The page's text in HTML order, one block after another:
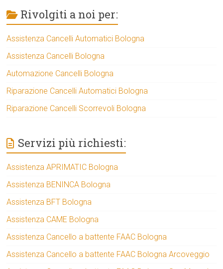
Rivolgiti a noi per:
Assistenza Cancelli Automatici Bologna
Assistenza Cancelli Bologna
Automazione Cancelli Bologna
Riparazione Cancelli Automatici Bologna
Riparazione Cancelli Scorrevoli Bologna
Servizi più richiesti:
Assistenza APRIMATIC Bologna
Assistenza BENINCA Bologna
Assistenza BFT Bologna
Assistenza CAME Bologna
Assistenza Cancello a battente FAAC Bologna
Assistenza Cancello a battente FAAC Bologna Arcoveggio